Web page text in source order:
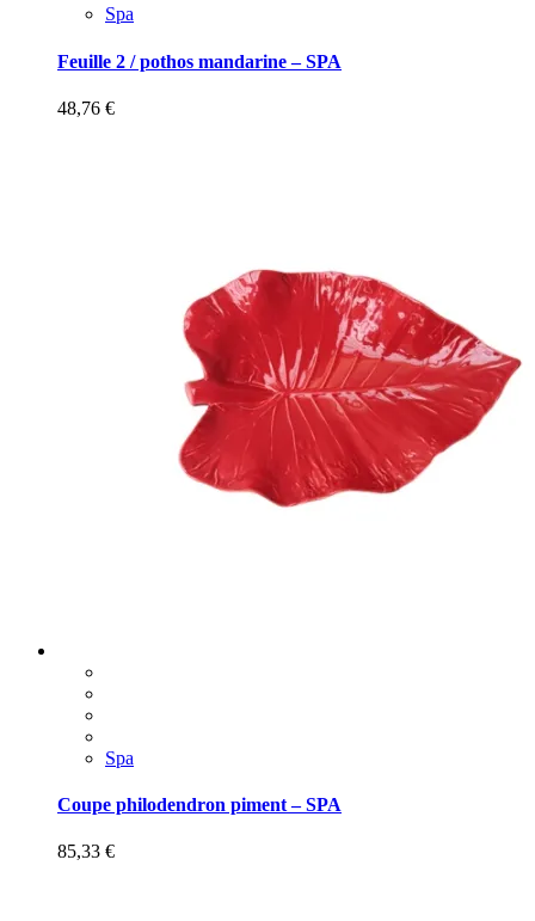
Spa
Feuille 2 / pothos mandarine – SPA
48,76 €
Spa
Coupe philodendron piment – SPA
85,33 €